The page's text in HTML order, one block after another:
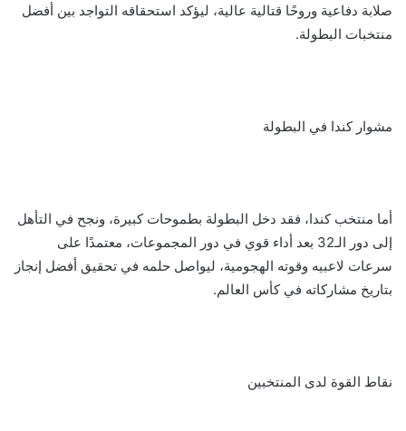
صلابة دفاعية وروحًا قتالية عالية، ليؤكد استحقاقه التواجد بين أفضل
منتخبات البطولة.
مشوار كندا في البطولة
أما منتخب كندا، فقد دخل البطولة بطموحات كبيرة، ونجح في التأهل
إلى دور الـ32 بعد أداء قوي في دور المجموعات، معتمدًا على
سرعات لاعبيه وقوته الهجومية، ليواصل حلمه في تحقيق أفضل إنجاز
بتاريخ مشاركاته في كأس العالم.
نقاط القوة لدى المنتخبين